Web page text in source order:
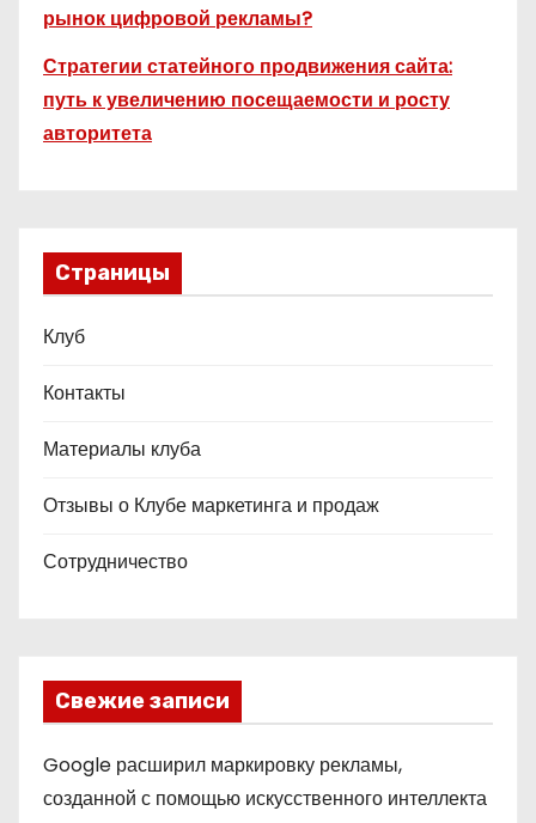
рынок цифровой рекламы?
Стратегии статейного продвижения сайта:
путь к увеличению посещаемости и росту
авторитета
Страницы
Клуб
Контакты
Материалы клуба
Отзывы о Клубе маркетинга и продаж
Сотрудничество
Свежие записи
Google расширил маркировку рекламы,
созданной с помощью искусственного интеллекта